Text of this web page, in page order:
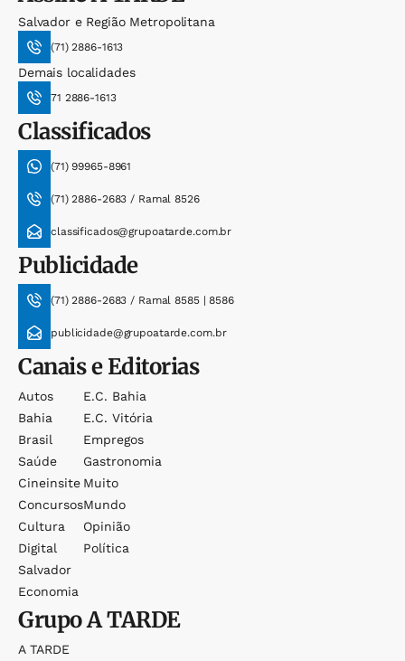
Salvador e Região Metropolitana
(71) 2886-1613
Demais localidades
71 2886-1613
Classificados
(71) 99965-8961
(71) 2886-2683 / Ramal 8526
classificados@grupoatarde.com.br
Publicidade
(71) 2886-2683 / Ramal 8585 | 8586
publicidade@grupoatarde.com.br
Canais e Editorias
Autos
Bahia
Brasil
Saúde
Cineinsite
Concursos
Cultura
Digital
Salvador
Economia
E.c. Bahia
E.c. Vitória
Empregos
Gastronomia
Muito
Mundo
Opinião
Política
GrupoA TARDE
A TARDE